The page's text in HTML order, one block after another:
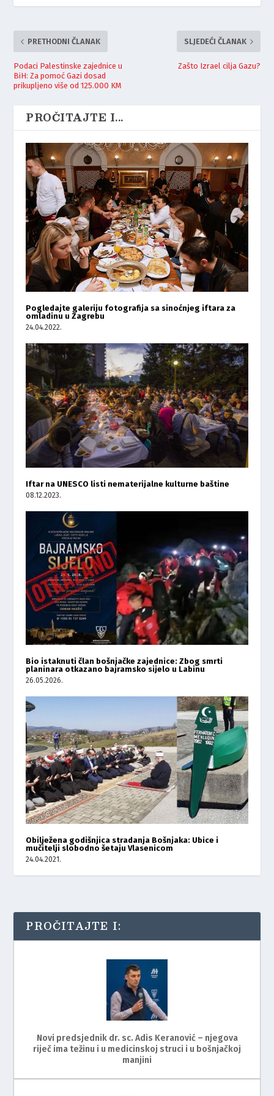
PRETHODNI ČLANAK
Podaci Palestinske zajednice u
BiH: Za pomoć Gazi dosad
prikupljeno više od 125.000 KM
SLJEDEĆI ČLANAK
Zašto Izrael cilja Gazu?
PROČITAJTE I...
Pogledajte galeriju fotografija sa sinoćnjeg iftara za
omladinu u Zagrebu
24.04.2022.
Iftar na UNESCO listi nematerijalne kulturne baštine
08.12.2023.
Bio istaknuti član bošnjačke zajednice: Zbog smrti
planinara otkazano bajramsko sijelo u Labinu
26.05.2026.
Obilježena godišnjica stradanja Bošnjaka: Ubice i
mučitelji slobodno šetaju Vlasenicom
24.04.2021.
PROČITAJTE I:
Novi predsjednik dr. sc. Adis Keranović – njegova
riječ ima težinu i u medicinskoj struci i u bošnjačkoj
manjini